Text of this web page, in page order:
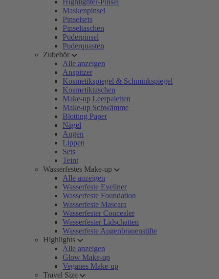
Highlighter-Pinsel
Maskenpinsel
Pinselsets
Pinseltaschen
Puderpinsel
Puderquasten
Zubehör
Alle anzeigen
Anspitzer
Kosmetikspiegel & Schminkspiegel
Kosmetiktaschen
Make-up Leerpaletten
Make-up Schwämme
Blotting Paper
Nägel
Augen
Lippen
Sets
Teint
Wasserfestes Make-up
Alle anzeigen
Wasserfeste Eyeliner
Wasserfeste Foundation
Wasserfeste Mascara
Wasserfester Concealer
Wasserfester Lidschatten
Wasserfeste Augenbrauenstifte
Highlights
Alle anzeigen
Glow Make-up
Veganes Make-up
Travel Size